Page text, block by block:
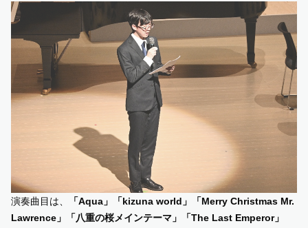
演奏曲目は、
「Aqua」「kizuna world」「Merry Christmas Mr.
Lawrence」「八重の桜メインテーマ」「The Last Emperor」